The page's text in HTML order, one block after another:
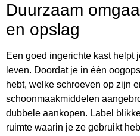
Duurzaam
en opslag
Een goed ingerichte kast helpt
leven. Doordat je in één
hebt, welke schroeven op zijn
schoonmaakmiddelen
dubbele aankopen. Label
ruimte waarin je ze gebruikt